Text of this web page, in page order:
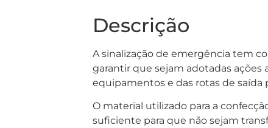
Descrição
A sinalização de emergência tem
garantir que sejam adotadas ações
equipamentos e das rotas de saída
O material utilizado para a
suficiente para que não sejam